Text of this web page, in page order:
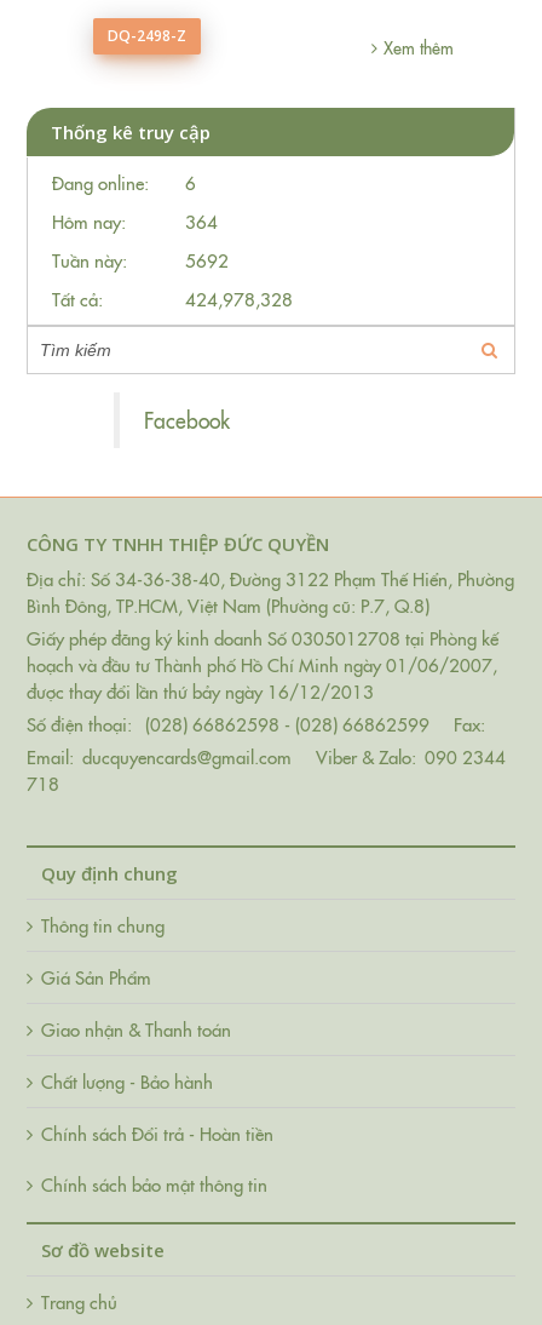
DQ-2498-Z Xem thêm
Thống kê truy cập
Đang online:
6
Hôm nay:
364
Tuần này:
5692
Tất cả:
424,978,328
Facebook
CÔNG TY TNHH THIỆP ĐỨC QUYỀN
Địa chỉ: Số 34-36-38-40, Đường 3122 Phạm Thế Hiển, Phường
Bình Đông, TP.HCM, Việt Nam (Phường cũ: P.7, Q.8)
Giấy phép đăng ký kinh doanh Số 0305012708 tại Phòng kế
hoạch và đầu tư Thành phố Hồ Chí Minh ngày 01/06/2007,
được thay đổi lần thứ bảy ngày 16/12/2013
Số điện thoại:
(028) 66862598 - (028) 66862599
Fax:
Email: ducquyencards@gmail.com Viber & Zalo: 090 2344
718
Quy định chung
Thông tin chung
Giá Sản Phẩm
Giao nhận & Thanh toán
Chất lượng - Bảo hành
Chính sách Đổi trả - Hoàn tiền
Chính sách bảo mật thông tin
Sơ đồ website
Trang chủ